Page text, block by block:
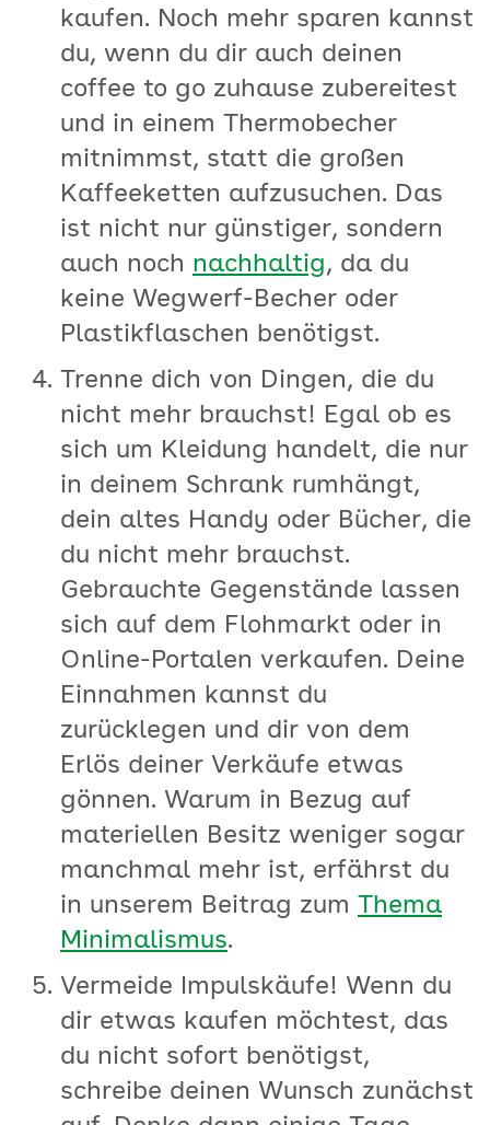
kaufen. Noch mehr sparen kannst
du, wenn du dir auch deinen
coffee to go zuhause zubereitest
und in einem Thermobecher
mitnimmst, statt die großen
Kaffeeketten aufzusuchen. Das
ist nicht nur günstiger, sondern
auch noch nachhaltig, da du
keine Wegwerf-Becher oder
Plastikflaschen benötigst.
Trenne dich von Dingen, die du
nicht mehr brauchst! Egal ob es
sich um Kleidung handelt, die nur
in deinem Schrank rumhängt,
dein altes Handy oder Bücher, die
du nicht mehr brauchst.
Gebrauchte Gegenstände lassen
sich auf dem Flohmarkt oder in
Online-Portalen verkaufen. Deine
Einnahmen kannst du
zurücklegen und dir von dem
Erlös deiner Verkäufe etwas
gönnen. Warum in Bezug auf
materiellen Besitz weniger sogar
manchmal mehr ist, erfährst du
in unserem Beitrag zum
Thema
Minimalismus.
Vermeide Impulskäufe! Wenn du
dir etwas kaufen möchtest, das
du nicht sofort benötigst,
schreibe deinen Wunsch zunächst